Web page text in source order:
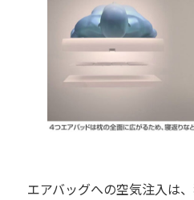
エアバッグへの空気注入は